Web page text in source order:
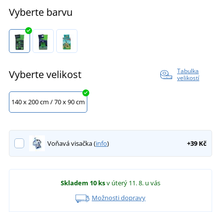
Vyberte barvu
Vyberte velikost
Tabulka
velikostí
140 x 200 cm / 70 x 90 cm
Voňavá visačka (info) +39 Kč
Skladem 10 ksv úterý 11. 8. u vás
Možnosti dopravy